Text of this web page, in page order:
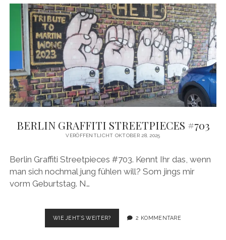
BERLIN GRAFFITI STREETPIECES #703
VERÖFFENTLICHT OKTOBER 28, 2025
Berlin Graffiti Streetpieces #703. Kennt Ihr das, wenn
man sich nochmal jung fühlen will? Som jings mir
vorm Geburtstag. N…
WIE JEHT´S WEITER?BERLIN
GRAFFITI
2 KOMMENTARE